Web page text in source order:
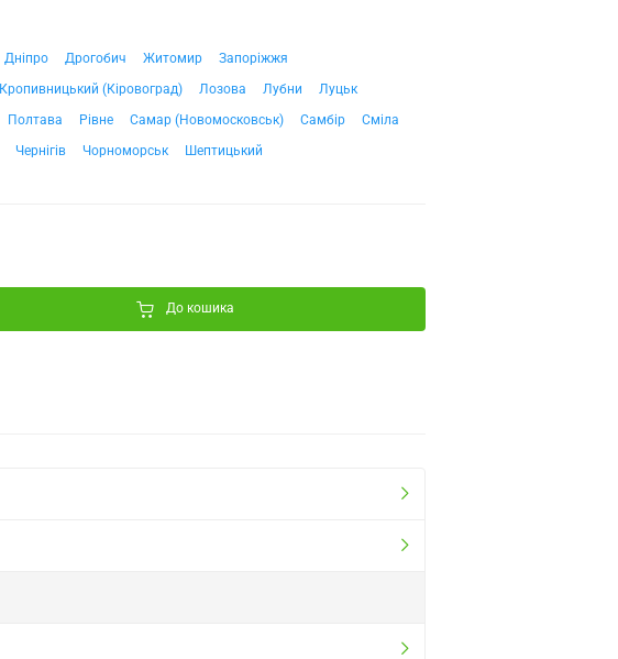
Дніпро Дрогобич Житомир
Запоріжжя
Кропивницький (Кіровоград) Лозова Лубни
Луцьк
Полтава Рівне Самар (Новомосковськ) Самбір
Сміла
Чернігів Чорноморськ Шептицький
До кошика